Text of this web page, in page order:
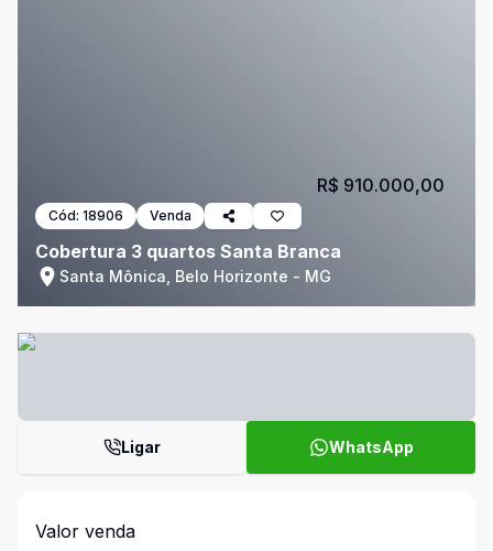
Cód: 18906 Venda
Cobertura 3 quartos Santa Branca
Santa Mônica, Belo Horizonte - MG
R$ 910.000,00
Ligar WhatsApp
Valor venda